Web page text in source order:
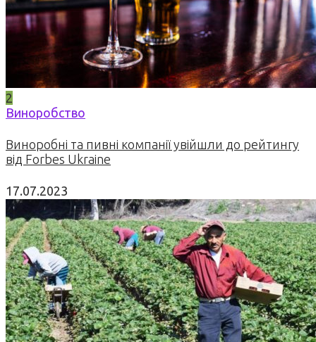
2
Виноробство
Виноробні та пивні компанії увійшли до рейтингу
від Forbes Ukraine
17.07.2023